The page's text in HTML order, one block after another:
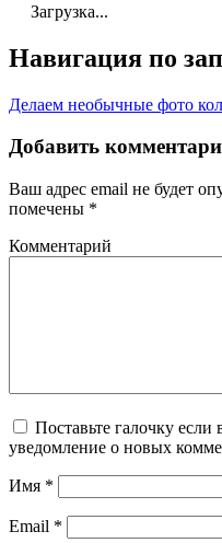
Загрузка...
Навигация по
Делаем необычные фото
Добавить
Ваш адрес email не будет
помечены *
Комментарий
Поставьте галочку если
уведомление о новых
Имя *
Email *